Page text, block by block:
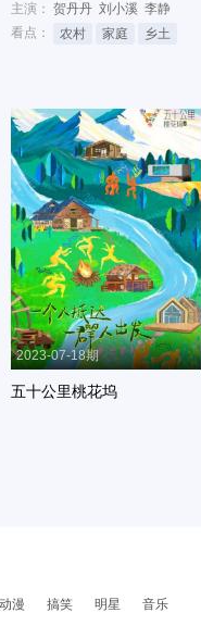
主演： 贺丹丹 刘小溪 李静
看点：
农村 家庭 乡土
2023-07-18期
五十公里桃花坞
动漫 搞笑 明星 音乐